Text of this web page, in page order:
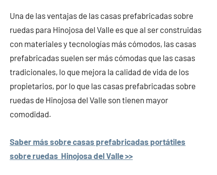
Una de las ventajas de las casas prefabricadas sobre
ruedas para Hinojosa del Valle es que al ser construidas
con materiales y tecnologías más cómodos, las casas
prefabricadas suelen ser más cómodas que las casas
tradicionales, lo que mejora la calidad de vida de los
propietarios, por lo que las casas prefabricadas sobre
ruedas de Hinojosa del Valle son tienen mayor
comodidad.
Saber más sobre casas prefabricadas portátiles
sobre ruedas Hinojosa del Valle >>